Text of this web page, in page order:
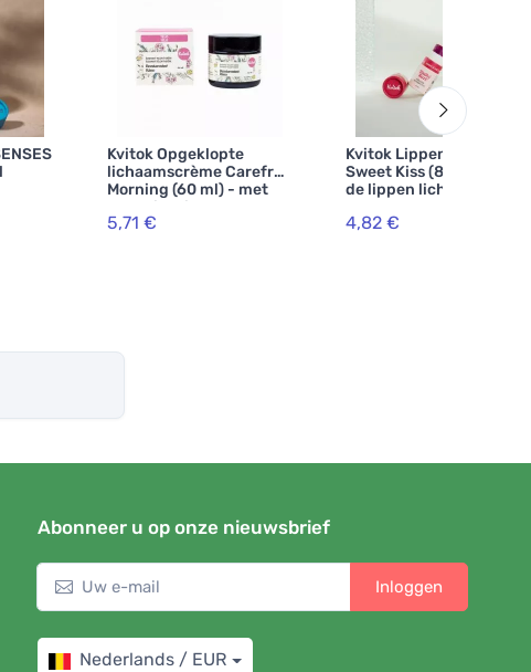
Kvitok Opgeklopte
lichaamscrème Carefree
Morning (60 ml) - met
bloemig-citrusgeur
5,71 €
Kvitok Lippenbalsem
Sweet Kiss (8 ml) - kleurt
de lippen lichtjes
4,82 €
Abonneer u op onze nieuwsbrief
Inloggen
Nederlands / EUR